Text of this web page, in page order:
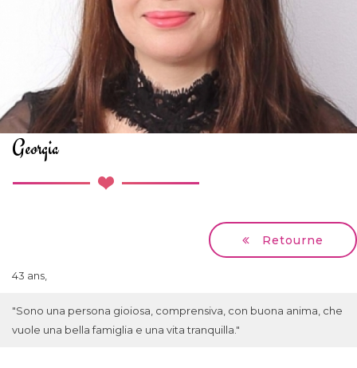
Georgia
Retourne
43 ans,
"Sono una persona gioiosa, comprensiva, con buona anima, che
vuole una bella famiglia e una vita tranquilla."